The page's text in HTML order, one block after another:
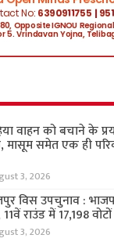
वाहन को बचाने के
मासूम समेत एक ही
3, 2026
विस उपचुनाव :
राउंड में 17,198
3, 2026